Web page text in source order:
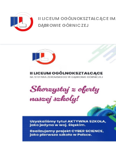
II LICEUM OGÓLNOKSZTAŁCĄCE
DĄBROWIE GÓRNICZEJ